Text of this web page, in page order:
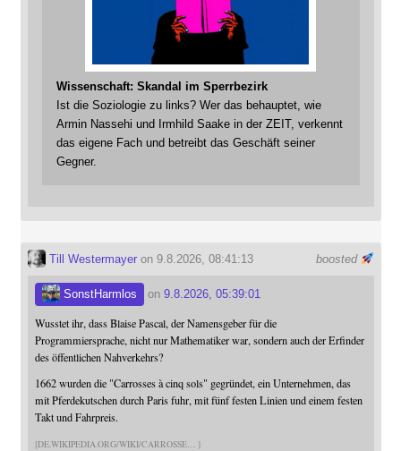
Wissenschaft: Skandal im Sperrbezirk
Ist die Soziologie zu links? Wer das behauptet, wie
Armin Nassehi und Irmhild Saake in der ZEIT, verkennt
das eigene Fach und betreibt das Geschäft seiner
Gegner.
boosted
Till Westermayeron 9.8.2026, 08:41:13
SonstHarmlos on 9.8.2026, 05:39:01
Wusstet ihr, dass Blaise Pascal, der Namensgeber für die
Programmiersprache, nicht nur Mathematiker war, sondern auch der Erfinder
des öffentlichen Nahverkehrs?
1662 wurden die "Carrosses à cinq sols" gegründet, ein Unternehmen, das
mit Pferdekutschen durch Paris fuhr, mit fünf festen Linien und einem festen
Takt und Fahrpreis.
DE.WIKIPEDIA.ORG/WIKI/CARROSSE